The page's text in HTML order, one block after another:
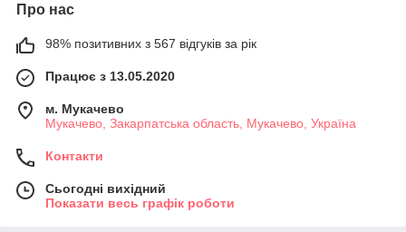
Про нас
98% позитивних з 567 відгуків за рік
Працює з 13.05.2020
м. Мукачево
Мукачево, Закарпатська область, Мукачево, Україна
Контакти
Сьогодні вихідний
Показати весь графік роботи